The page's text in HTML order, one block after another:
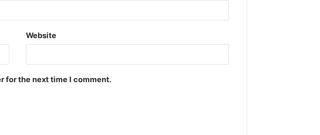
Website
for the next time I comment.